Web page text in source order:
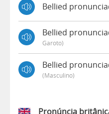
Bellied
Bellied
Garoto)
Bellied
(masculino)
Pronúncia